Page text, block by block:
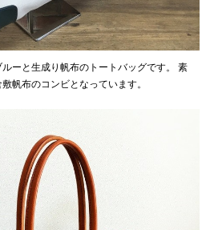
ーと生成り帆布のトートバッグです。 素
帆布のコンビとなっています。